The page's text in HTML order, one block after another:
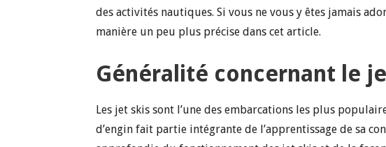
des activités nautiques. Si vous ne vous y êtes jamais
manière un peu plus précise dans cet article.
Généralité concernant le
Les jet skis sont l’une des embarcations les plus
d’engin fait partie intégrante de l’apprentissage de sa